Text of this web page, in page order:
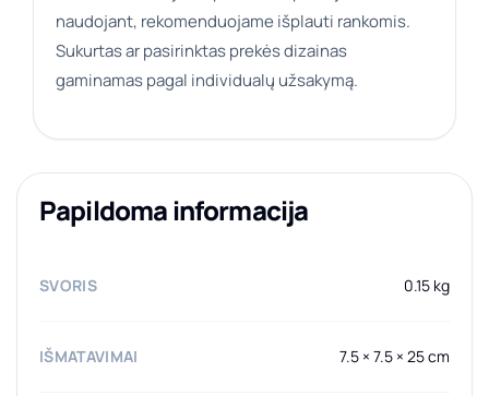
naudojant, rekomenduojame išplauti rankomis.
Sukurtas ar pasirinktas prekės dizainas
gaminamas pagal individualų užsakymą.
Papildoma informacija
SVORIS 0.15 kg
IŠMATAVIMAI 7.5 × 7.5 × 25 cm